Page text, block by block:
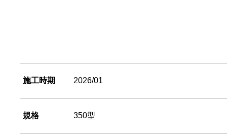
施工時期 2026/01
規格 350型